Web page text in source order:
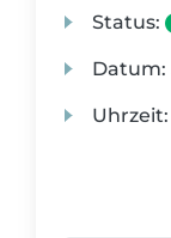
Status:
Datum:
Uhrzeit: